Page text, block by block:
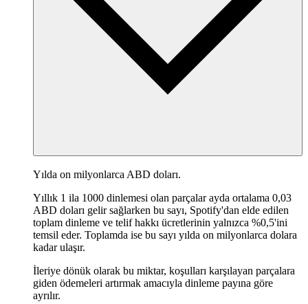
Yılda on milyonlarca ABD doları.
Yıllık 1 ila 1000 dinlemesi olan parçalar ayda ortalama 0,03
ABD doları gelir sağlarken bu sayı, Spotify'dan elde edilen
toplam dinleme ve telif hakkı ücretlerinin yalnızca %0,5'ini
temsil eder. Toplamda ise bu sayı yılda on milyonlarca dolara
kadar ulaşır.
İleriye dönük olarak bu miktar, koşulları karşılayan parçalara
giden ödemeleri artırmak amacıyla dinleme payına göre
ayrılır.